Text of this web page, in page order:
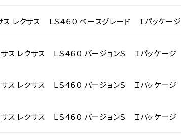
ス レクサス ＬＳ４６０ ベースグレード Ｉパッケージ
サス レクサス ＬＳ４６０ バージョンＳ Ｉパッケージ
サス レクサス ＬＳ４６０ バージョンＳ Ｉパッケージ
サス レクサス ＬＳ４６０ バージョンＳ Ｉパッケージ